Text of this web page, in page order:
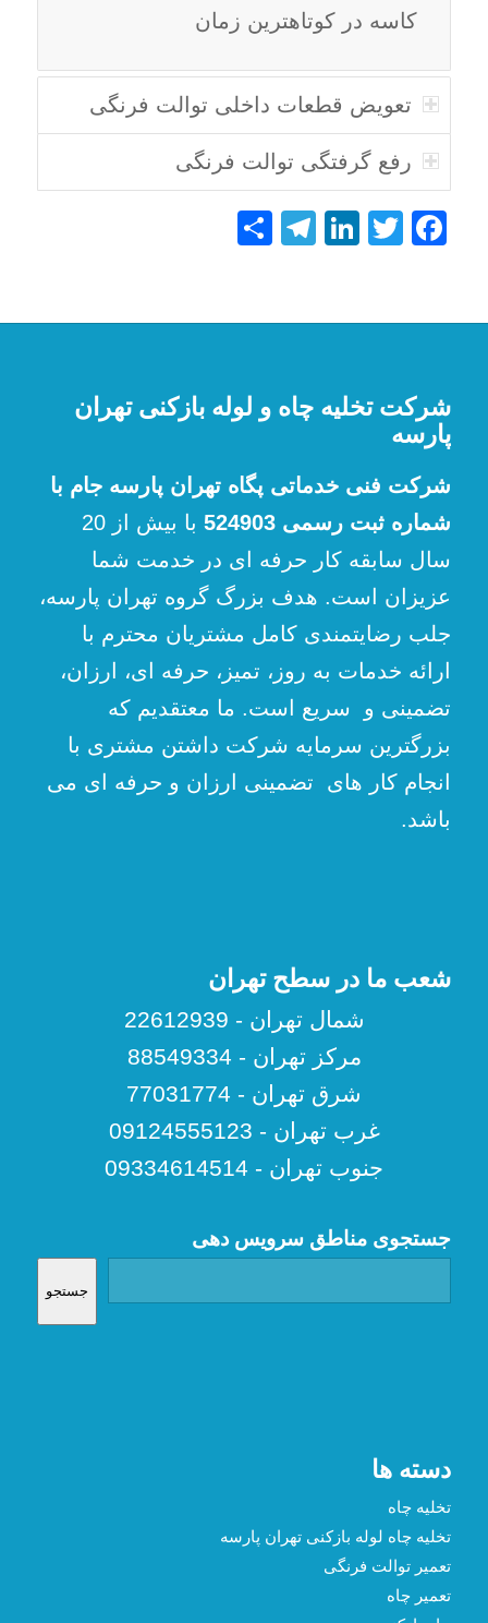
کاسه در کوتاهترین زمان
تعویض قطعات داخلی توالت فرنگی
رفع گرفتگی توالت فرنگی
Facebook
Twitter
LinkedIn
Telegram
شرکت تخلیه چاه و لوله بازکنی تهران
پارسه
شرکت فنی خدماتی پگاه تهران پارسه جام با
شماره ثبت رسمی 524903
با بیش از 20
سال سابقه کار حرفه ای در خدمت شما
عزیزان است. هدف بزرگ گروه تهران پارسه،
جلب رضایتمندی کامل مشتریان محترم با
ارائه خدمات به روز، تمیز، حرفه ای، ارزان،
تضمینی و سریع است. ما معتقدیم که
بزرگترین سرمایه شرکت داشتن مشتری با
انجام کار های تضمینی ارزان و حرفه ای می
باشد.
شعب ما در سطح تهران
شمال تهران - 22612939
مرکز تهران - 88549334
شرق تهران - 77031774
غرب تهران - 09124555123
جنوب تهران - 09334614514
جستجوی مناطق سرویس دهی
جستجو
دسته ها
تخلیه چاه
تخلیه چاه لوله بازکنی تهران پارسه
تعمیر توالت فرنگی
تعمیر چاه